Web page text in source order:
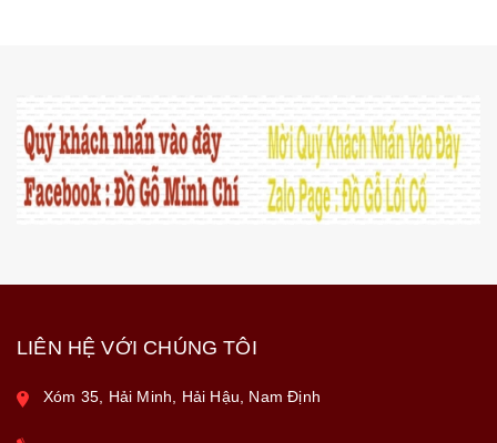
LIÊN HỆ VỚI CHÚNG TÔI
Xóm 35, Hải Minh, Hải Hậu, Nam Định